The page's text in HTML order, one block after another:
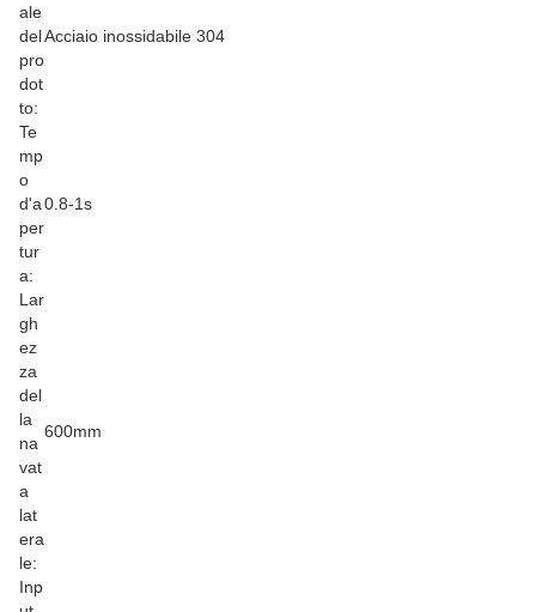
ale
del
pro
dot
to:
Acciaio inossidabile 304
Te
mp
o
d'a
per
tur
a:
0.8-1s
Lar
gh
ez
za
del
la
na
vat
a
lat
era
le:
600mm
Inp